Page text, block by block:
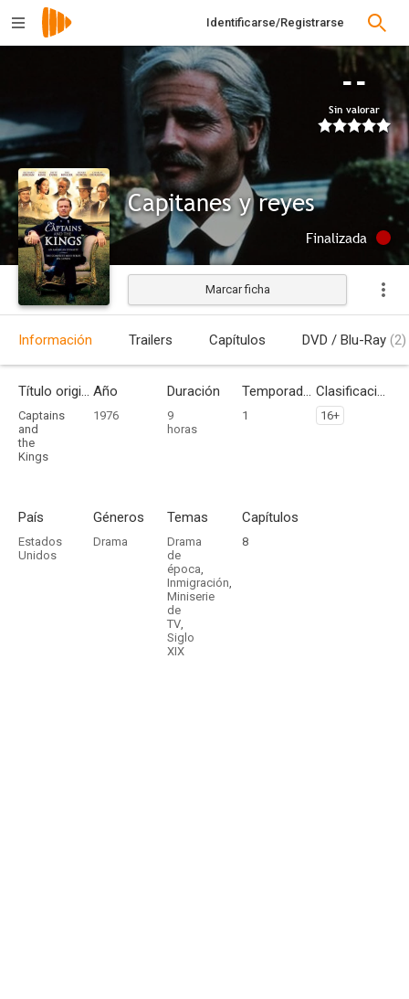
Identificarse/Registrarse
--
Sin valorar
Capitanes y reyes
Finalizada
Marcar ficha
Información Trailers Capítulos DVD / Blu-Ray (2)
Título original
Captains
and
the
Kings
Año
1976
Duración
9
horas
Temporadas
1
Clasificación por edades
16+
País
Estados
Unidos
Géneros
Drama
Temas
Drama
de
época,
Inmigración,
Miniserie
de
TV,
Siglo
XIX
Capítulos
8